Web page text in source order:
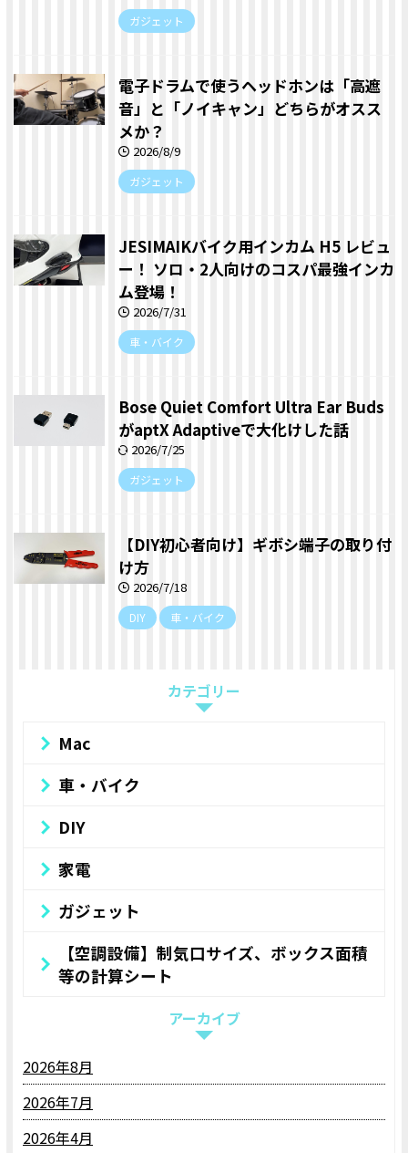
ガジェット
電子ドラムで使うヘッドホンは「高遮
音」と「ノイキャン」どちらがオスス
メか？
2026/8/9
ガジェット
JESIMAIKバイク用インカム H5 レビュ
ー！ ソロ・2人向けのコスパ最強インカ
ム登場！
2026/7/31
車・バイク
Bose Quiet Comfort Ultra Ear Buds
がaptX Adaptiveで大化けした話
2026/7/25
ガジェット
【DIY初心者向け】ギボシ端子の取り付
け方
2026/7/18
DIY 車・バイク
カテゴリー
Mac
車・バイク
DIY
家電
ガジェット
【空調設備】制気口サイズ、ボックス面積
等の計算シート
アーカイブ
2026年8月
2026年7月
2026年4月